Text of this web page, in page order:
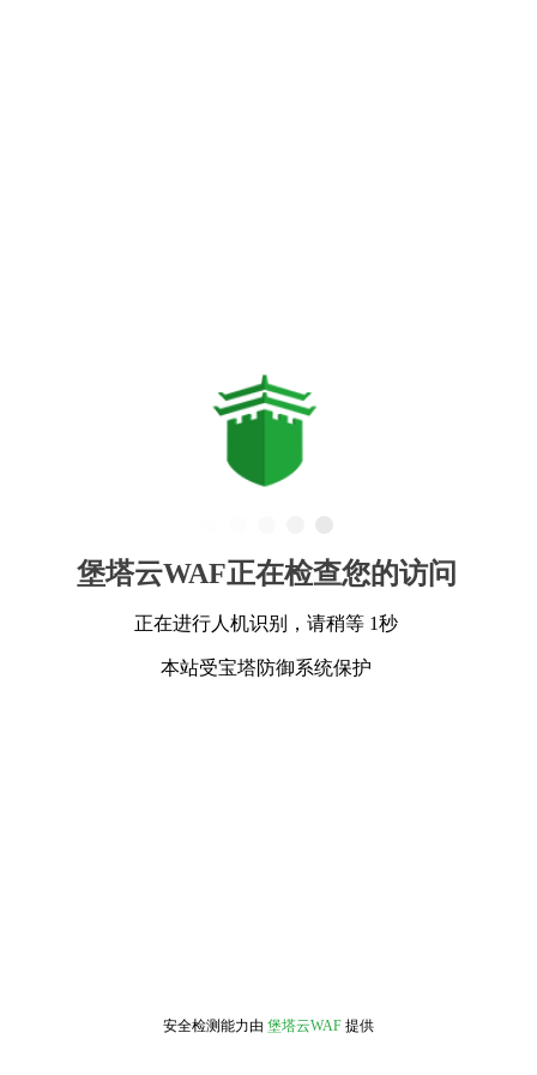
堡塔云WAF正在检查您的访问
正在进行人机识别，请稍等 1秒
本站受宝塔防御系统保护
安全检测能力由 堡塔云WAF 提供